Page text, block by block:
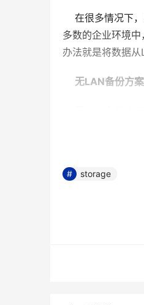
在很多情况下，
多数的企业环境
办法就是将数据从
无LAN备份方案
无LAN备份方案
份方案的管理能
每一个保存了备
在这样的配置中
storage